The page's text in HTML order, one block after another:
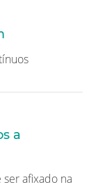
a
afixado na